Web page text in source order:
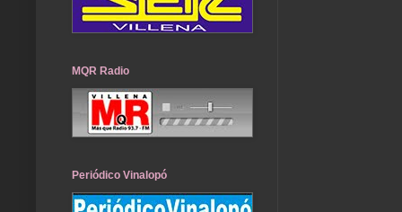
MQR Radio
Periódico Vinalopó